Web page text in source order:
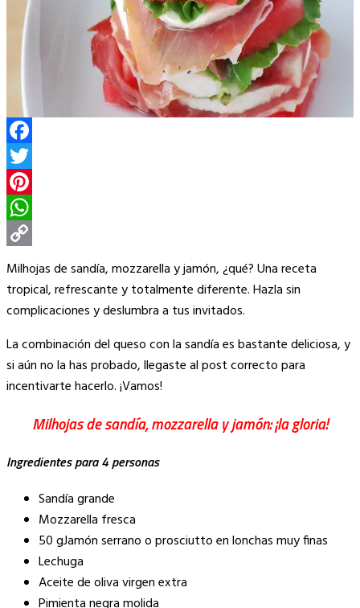
Facebook
Twitter
Pinterest
WhatsApp
Copy
Link
Milhojas de sandía, mozzarella y jamón, ¿qué? Una receta
tropical, refrescante y totalmente diferente. Hazla sin
complicaciones y deslumbra a tus invitados.
La combinación del queso con la sandía es bastante deliciosa, y
si aún no la has probado, llegaste al post correcto para
incentivarte hacerlo. ¡Vamos!
Milhojas de sandía, mozzarella y jamón: ¡la gloria!
Ingredientes para 4 personas
Sandía grande
Mozzarella fresca
50 gJamón serrano o prosciutto en lonchas muy finas
Lechuga
Aceite de oliva virgen extra
Pimienta negra molida